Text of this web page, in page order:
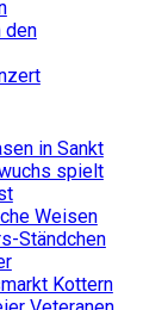
den
in Sankt
spielt
Weisen
Ständchen
Kottern